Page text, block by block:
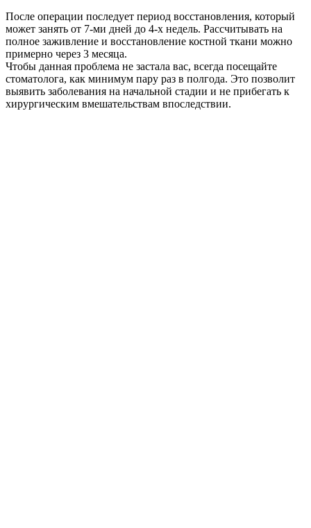
После операции последует период восстановления, который
может занять от 7-ми дней до 4-х недель. Рассчитывать на
полное заживление и восстановление костной ткани можно
примерно через 3 месяца.
Чтобы данная проблема не застала вас, всегда посещайте
стоматолога, как минимум пару раз в полгода. Это позволит
выявить заболевания на начальной стадии и не прибегать к
хирургическим вмешательствам впоследствии.